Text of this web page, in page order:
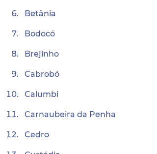
Betânia
Bodocó
Brejinho
Cabrobó
Calumbi
Carnaubeira da Penha
Cedro